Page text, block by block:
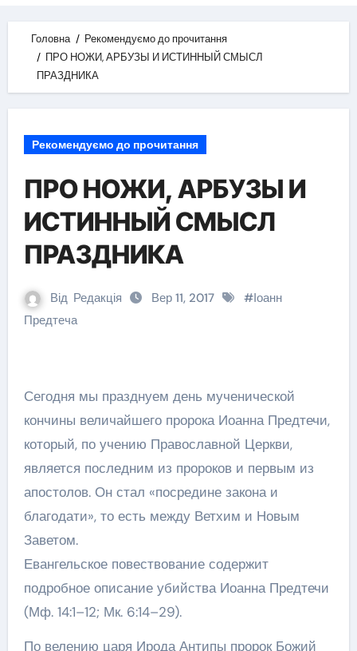
Головна
Рекомендуємо до прочитання
ПРО НОЖИ, АРБУЗЫ И ИСТИННЫЙ СМЫСЛ
ПРАЗДНИКА
Рекомендуємо до прочитання
ПРО НОЖИ, АРБУЗЫ И
ИСТИННЫЙ СМЫСЛ
ПРАЗДНИКА
Від Редакція Вер 11, 2017 #Іоанн
Предтеча
Сегодня мы празднуем день мученической
кончины величайшего пророка Иоанна Предтечи,
который, по учению Православной Церкви,
является последним из пророков и первым из
апостолов. Он стал «посредине закона и
благодати», то есть между Ветхим и Новым
Заветом.
Евангельское повествование содержит
подробное описание убийства Иоанна Предтечи
(Мф. 14:1–12; Мк. 6:14–29).
По велению царя Ирода Антипы пророк Божий